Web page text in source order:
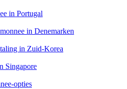
in Portugal
in Denemarken
in Zuid-Korea
Singapore
opties